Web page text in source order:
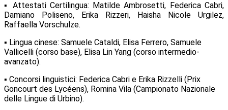
▪ Attestati Certilingua: Matilde Ambrosetti, Federica Cabri,
Damiano Poliseno, Erika Rizzeri, Haisha Nicole Urgilez,
Raffaella Vorschulze.
▪ Lingua cinese: Samuele Cataldi, Elisa Ferrero, Samuele
Vallicelli (corso base), Elisa Lin Yang (corso intermedio-
avanzato).
▪ Concorsi linguistici: Federica Cabri e Erika Rizzelli (Prix
Goncourt des Lycéens), Romina Vila (Campionato Nazionale
delle Lingue di Urbino).